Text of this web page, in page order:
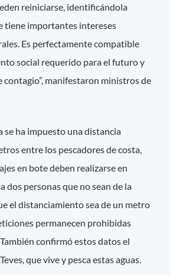
reiniciarse, identificándola
tiene importantes intereses
Es perfectamente compatible
social requerido para el futuro y
contagio”, manifestaron ministros de
se ha impuesto una distancia
entre los pescadores de costa,
en bote deben realizarse en
dos personas que no sean de la
el distanciamiento sea de un metro
permanecen prohibidas
confirmó estos datos el
que vive y pesca estas aguas.